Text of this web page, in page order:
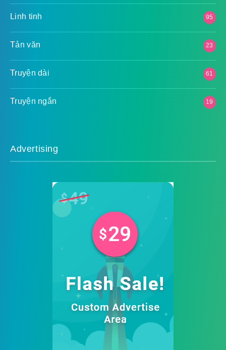
Linh tinh 95
Tản văn 23
Truyện dài 61
Truyện ngắn 19
Advertising